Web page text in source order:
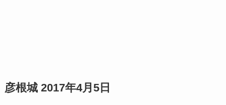
彦根城 2017年4月5日